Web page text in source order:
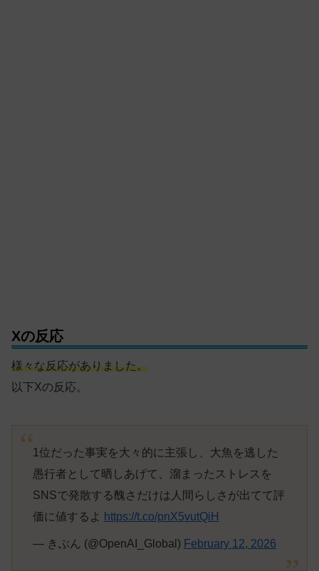
Xの反応
様々な反応がありました。
以下Xの反応。
1位だった事実を大々的に主張し、大魚を逃した
愚行者として晒しあげて、溜まったストレスを
SNSで発散する醜さだけは人間らしさが出てて評
価に値するよ
https://t.co/pnX5vutQiH
— きぶん (@OpenAI_Global) February 12, 2026